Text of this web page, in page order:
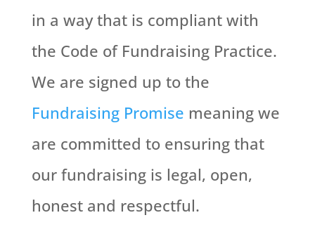
in a way that is compliant with
the Code of Fundraising Practice.
We are signed up to the
Fundraising Promise meaning we
are committed to ensuring that
our fundraising is legal, open,
honest and respectful.